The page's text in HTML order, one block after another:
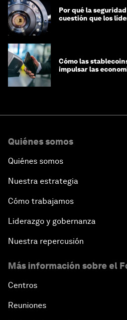
Por qué la
cuestión que los
Cómo las
impulsar las
Quiénes somos
Quiénes somos
Nuestra estrategia
Cómo trabajamos
Liderazgo y gobernanza
Nuestra repercusión
Más información sobre el
Centros
Reuniones